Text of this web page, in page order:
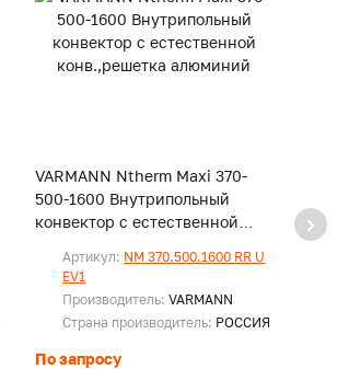
VARMANN Ntherm Maxi 370-
500-1600 Внутрипольный
конвектор с естественной
Артикул: NM 370.500.1600 RR U
EV1
Производитель:VARMANN
Страна производитель: РОССИЯ
По запросу